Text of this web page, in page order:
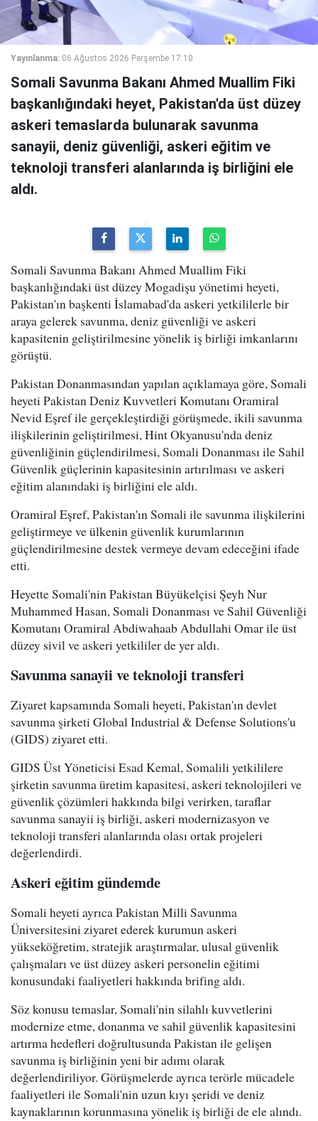
Yayınlanma: 06 Ağustos 2026 Perşembe 17:10
Somali Savunma Bakanı Ahmed Muallim Fiki
başkanlığındaki heyet, Pakistan'da üst düzey
askeri temaslarda bulunarak savunma
sanayii, deniz güvenliği, askeri eğitim ve
teknoloji transferi alanlarında iş birliğini ele
aldı.
Somali Savunma Bakanı Ahmed Muallim Fiki
başkanlığındaki üst düzey Mogadişu yönetimi heyeti,
Pakistan'ın başkenti İslamabad'da askeri yetkililerle bir
araya gelerek savunma, deniz güvenliği ve askeri
kapasitenin geliştirilmesine yönelik iş birliği imkanlarını
görüştü.
Pakistan Donanmasından yapılan açıklamaya göre, Somali
heyeti Pakistan Deniz Kuvvetleri Komutanı Oramiral
Nevid Eşref ile gerçekleştirdiği görüşmede, ikili savunma
ilişkilerinin geliştirilmesi, Hint Okyanusu'nda deniz
güvenliğinin güçlendirilmesi, Somali Donanması ile Sahil
Güvenlik güçlerinin kapasitesinin artırılması ve askeri
eğitim alanındaki iş birliğini ele aldı.
Oramiral Eşref, Pakistan'ın Somali ile savunma ilişkilerini
geliştirmeye ve ülkenin güvenlik kurumlarının
güçlendirilmesine destek vermeye devam edeceğini ifade
etti.
Heyette Somali'nin Pakistan Büyükelçisi Şeyh Nur
Muhammed Hasan, Somali Donanması ve Sahil Güvenliği
Komutanı Oramiral Abdiwahaab Abdullahi Omar ile üst
düzey sivil ve askeri yetkililer de yer aldı.
Savunma sanayii ve teknoloji transferi
Ziyaret kapsamında Somali heyeti, Pakistan'ın devlet
savunma şirketi Global Industrial & Defense Solutions'u
(GIDS) ziyaret etti.
GIDS Üst Yöneticisi Esad Kemal, Somalili yetkililere
şirketin savunma üretim kapasitesi, askeri teknolojileri ve
güvenlik çözümleri hakkında bilgi verirken, taraflar
savunma sanayii iş birliği, askeri modernizasyon ve
teknoloji transferi alanlarında olası ortak projeleri
değerlendirdi.
Askeri eğitim gündemde
Somali heyeti ayrıca Pakistan Milli Savunma
Üniversitesini ziyaret ederek kurumun askeri
yükseköğretim, stratejik araştırmalar, ulusal güvenlik
çalışmaları ve üst düzey askeri personelin eğitimi
konusundaki faaliyetleri hakkında brifing aldı.
Söz konusu temaslar, Somali'nin silahlı kuvvetlerini
modernize etme, donanma ve sahil güvenlik kapasitesini
artırma hedefleri doğrultusunda Pakistan ile gelişen
savunma iş birliğinin yeni bir adımı olarak
değerlendiriliyor. Görüşmelerde ayrıca terörle mücadele
faaliyetleri ile Somali'nin uzun kıyı şeridi ve deniz
kaynaklarının korunmasına yönelik iş birliği de ele alındı.